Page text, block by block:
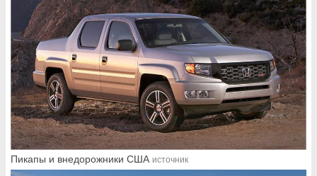
Пикапы и внедорожники США источник